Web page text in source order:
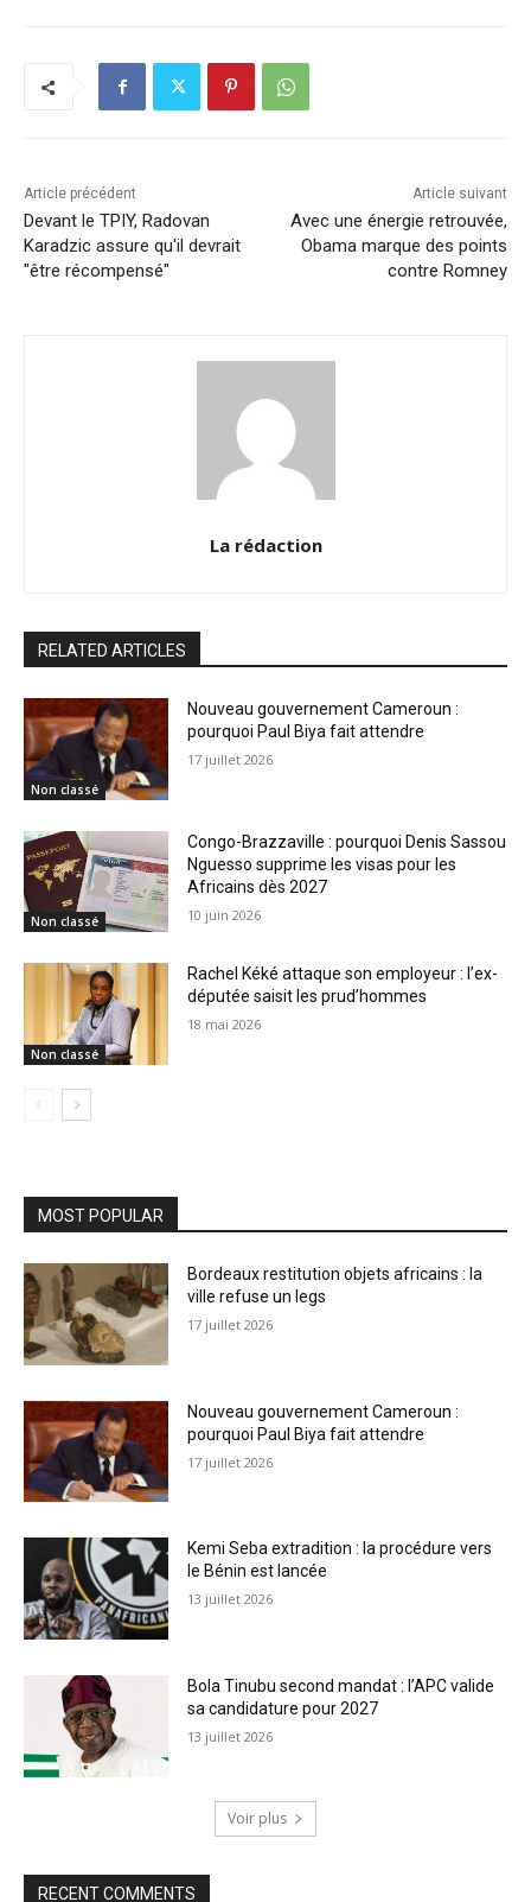
k
dI
n
A
p
Li
n
Article précédent
Devant le TPIY, Radovan
Karadzic assure qu'il devrait
"être récompensé"
Article suivant
Avec une énergie retrouvée,
Obama marque des points
contre Romney
La rédaction
RELATED ARTICLES
Non classé
Nouveau gouvernement Cameroun :
pourquoi Paul Biya fait attendre
17 juillet 2026
Non classé
Congo-Brazzaville : pourquoi Denis Sassou
Nguesso supprime les visas pour les
Africains dès 2027
10 juin 2026
Non classé
Rachel Kéké attaque son employeur : l’ex-
députée saisit les prud’hommes
18 mai 2026
MOST POPULAR
Bordeaux restitution objets africains : la
ville refuse un legs
17 juillet 2026
Nouveau gouvernement Cameroun :
pourquoi Paul Biya fait attendre
17 juillet 2026
Kemi Seba extradition : la procédure vers
le Bénin est lancée
13 juillet 2026
Bola Tinubu second mandat : l’APC valide
sa candidature pour 2027
13 juillet 2026
Voir plus
RECENT COMMENTS